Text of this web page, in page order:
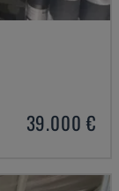
39.000 €